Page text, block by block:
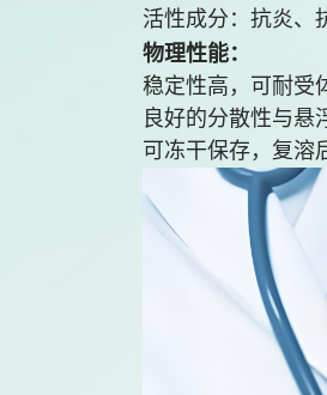
活性成分：抗炎、
物理性能：
稳定性高，可耐受
良好的分散性与悬
可冻干保存，复溶